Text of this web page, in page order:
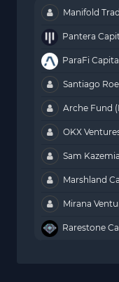
Manifold
Pantera
ParaFi Capital
Santiago
Arche Fund
OKX
Sam
Marshland
Mirana
Rarestone